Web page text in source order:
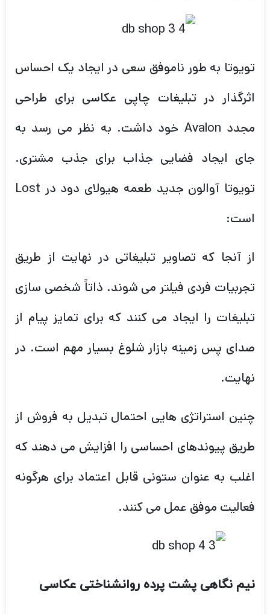
تویوتا به طور ناموفق سعی در ایجاد یک احساس
اثرگذار در تبلیغات چاپی عکاسی برای طراحی
مجدد Avalon خود داشت. به نظر می رسد به
جای ایجاد فضایی جذاب برای جذب مشتری.
تویوتا آوالون جدید طعمه هیولای دود در Lost
است:
از آنجا که تصاویر تبلیغاتی در نهایت از طریق
تجربیات فردی فیلتر می شوند. ذاتاً شخصی سازی
تبلیغات را ایجاد می کنند که برای تمایز پیام از
صدای پس زمینه بازار شلوغ بسیار مهم است. در
نهایت.
چنین استراتژی هایی احتمال تبدیل به فروش از
طریق پیوندهای احساسی را افزایش می دهند که
اغلب به عنوان ستونی قابل اعتماد برای هرگونه
فعالیت موفق عمل می کنند.
نیم نگاهی پشت پرده روانشناختی عکاسی